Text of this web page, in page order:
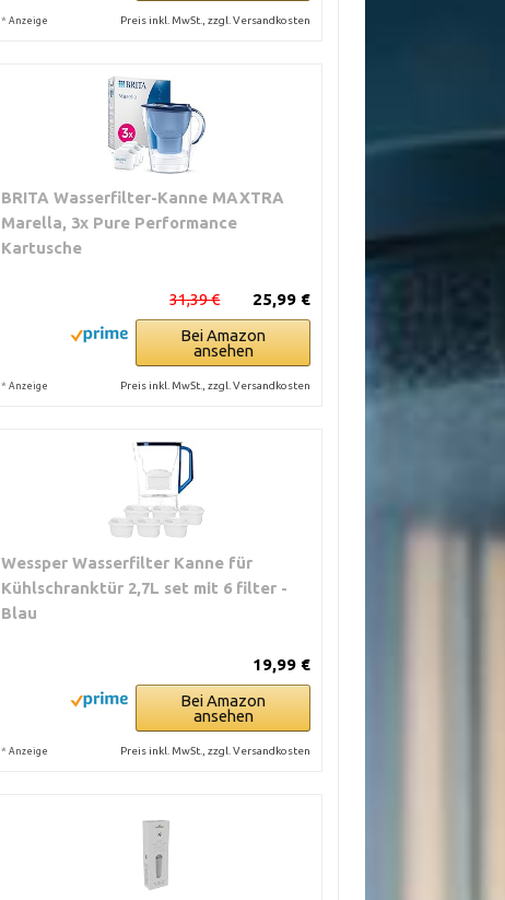
* Anzeige Preis inkl. MwSt., zzgl. Versandkosten
BRITA Wasserfilter-Kanne MAXTRA
Marella, 3x Pure Performance
Kartusche
25,99 €
31,39 €
Bei Amazon
ansehen
* Anzeige Preis inkl. MwSt., zzgl. Versandkosten
Wessper Wasserfilter Kanne für
Kühlschranktür 2,7L set mit 6 filter -
Blau
19,99 €
Bei Amazon
ansehen
* Anzeige Preis inkl. MwSt., zzgl. Versandkosten